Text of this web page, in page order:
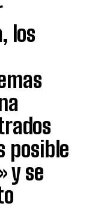
los
posible
y se